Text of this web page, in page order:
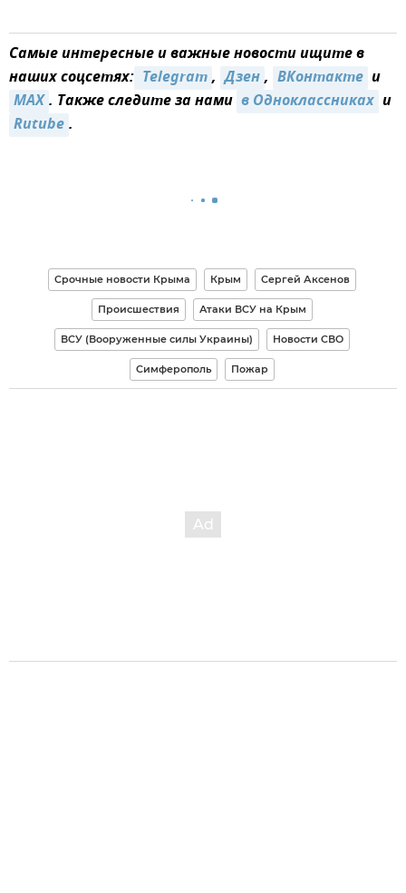
Самые интересные и важные новости ищите в
наших соцсетях: Telegram, Дзен, ВКонтакте и
MAX. Также следите за нами в Одноклассниках и
Rutube.
Срочные новости Крыма Крым Сергей Аксенов
Происшествия Атаки ВСУ на Крым
ВСУ (Вооруженные силы Украины) Новости СВО
Симферополь Пожар